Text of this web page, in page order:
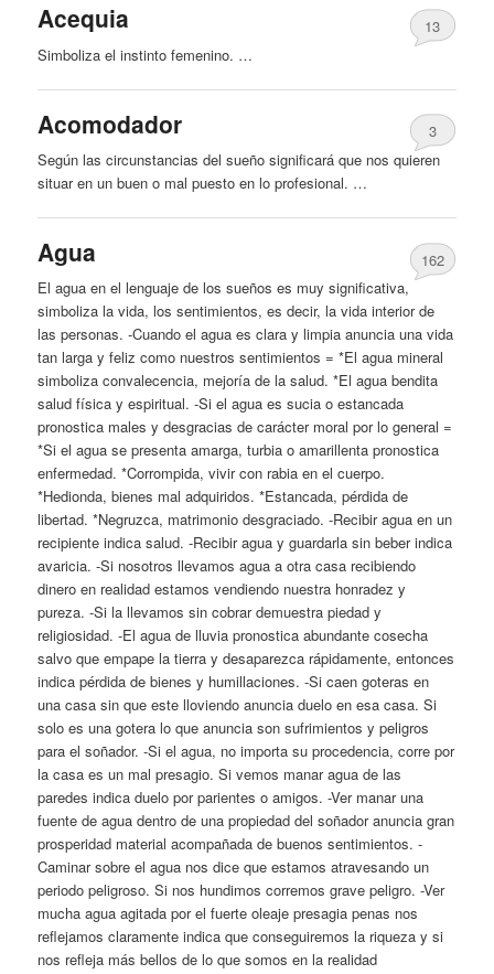
Acequia
13
Simboliza el instinto femenino. …
Acomodador
3
Según las circunstancias del sueño significará que nos quieren
situar en un buen o mal puesto en lo profesional. …
Agua
162
El agua en el lenguaje de los sueños es muy significativa,
simboliza la vida, los sentimientos, es decir, la vida interior de
las personas. -Cuando el agua es clara y limpia anuncia una vida
tan larga y feliz como nuestros sentimientos = *El agua mineral
simboliza convalecencia, mejoría de la salud. *El agua bendita
salud física y espiritual. -Si el agua es sucia o estancada
pronostica males y desgracias de carácter moral por lo general =
*Si el agua se presenta amarga, turbia o amarillenta pronostica
enfermedad. *Corrompida, vivir con rabia en el cuerpo.
*Hedionda, bienes mal adquiridos. *Estancada, pérdida de
libertad. *Negruzca, matrimonio desgraciado. -Recibir agua en un
recipiente indica salud. -Recibir agua y guardarla sin beber indica
avaricia. -Si nosotros llevamos agua a otra casa recibiendo
dinero en realidad estamos vendiendo nuestra honradez y
pureza. -Si la llevamos sin cobrar demuestra piedad y
religiosidad. -El agua de lluvia pronostica abundante cosecha
salvo que empape la tierra y desaparezca rápidamente, entonces
indica pérdida de bienes y humillaciones. -Si caen goteras en
una casa sin que este lloviendo anuncia duelo en esa casa. Si
solo es una gotera lo que anuncia son sufrimientos y peligros
para el soñador. -Si el agua, no importa su procedencia, corre por
la casa es un mal presagio. Si vemos manar agua de las
paredes indica duelo por parientes o amigos. -Ver manar una
fuente de agua dentro de una propiedad del soñador anuncia gran
prosperidad material acompañada de buenos sentimientos. -
Caminar sobre el agua nos dice que estamos atravesando un
periodo peligroso. Si nos hundimos corremos grave peligro. -Ver
mucha agua agitada por el fuerte oleaje presagia penas nos
reflejamos claramente indica que conseguiremos la riqueza y si
nos refleja más bellos de lo que somos en la realidad